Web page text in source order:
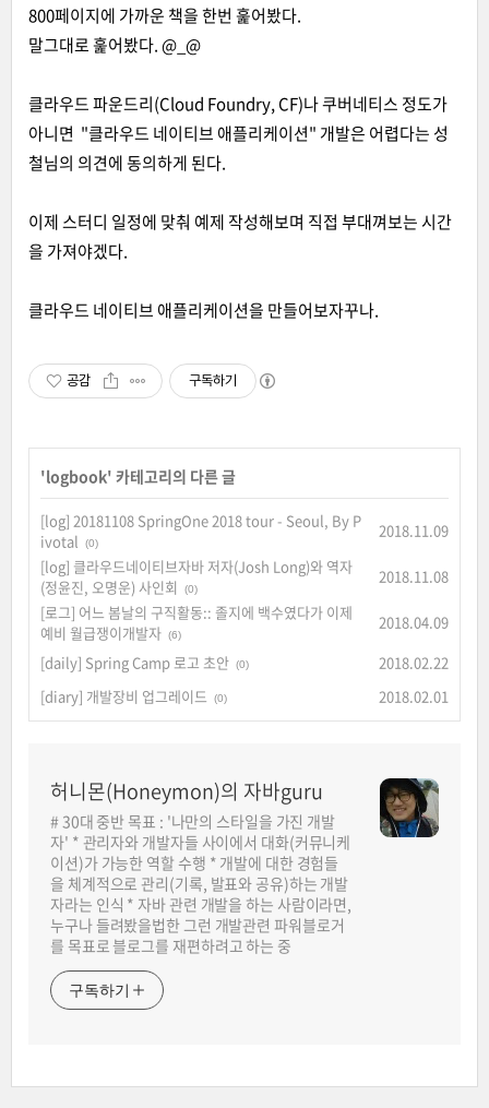
800페이지에 가까운 책을 한번 훑어봤다.
말그대로 훑어봤다. @_@
클라우드 파운드리(Cloud Foundry, CF)나 쿠버네티스 정도가
아니면 "클라우드 네이티브 애플리케이션" 개발은 어렵다는 성
철님의 의견에 동의하게 된다.
이제 스터디 일정에 맞춰 예제 작성해보며 직접 부대껴보는 시간
을 가져야겠다.
클라우드 네이티브 애플리케이션을 만들어보자꾸나.
공감 구독하기
'logbook' 카테고리의 다른 글
[log] 20181108 SpringOne 2018 tour - Seoul, By P
ivotal
(0)
2018.11.09
[log] 클라우드네이티브자바 저자(Josh Long)와 역자
(정윤진, 오명운) 사인회
(0)
2018.11.08
[로그] 어느 봄날의 구직활동:: 졸지에 백수였다가 이제
예비 월급쟁이개발자 (6)
2018.04.09
[daily] Spring Camp 로고 초안 (0)
2018.02.22
[diary] 개발장비 업그레이드
(0) 2018.02.01
허니몬(Honeymon)의 자바guru
# 30대 중반 목표 : '나만의 스타일을 가진 개발
자' * 관리자와 개발자들 사이에서 대화(커뮤니케
이션)가 가능한 역할 수행 * 개발에 대한 경험들
을 체계적으로 관리(기록, 발표와 공유)하는 개발
자라는 인식 * 자바 관련 개발을 하는 사람이라면,
누구나 들려봤을법한 그런 개발관련 파워블로거
를 목표로 블로그를 재편하려고 하는 중
구독하기